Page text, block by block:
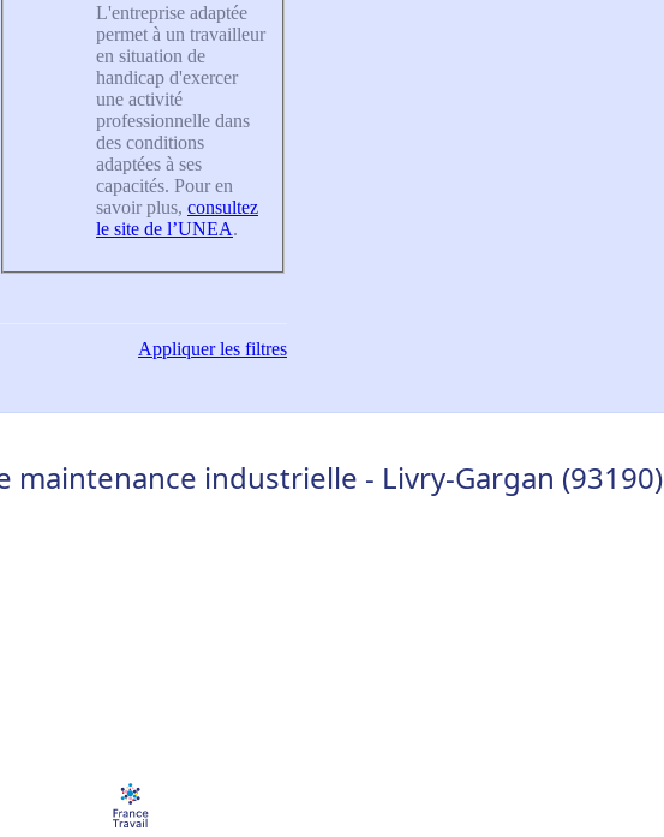
L'entreprise adaptée
permet à un travailleur
en situation de
handicap d'exercer
une activité
professionnelle dans
des conditions
adaptées à ses
capacités. Pour en
savoir plus, consultez
le site de l’UNEA.
Appliquerles filtres
maintenance industrielle - Livry-Gargan (93190)